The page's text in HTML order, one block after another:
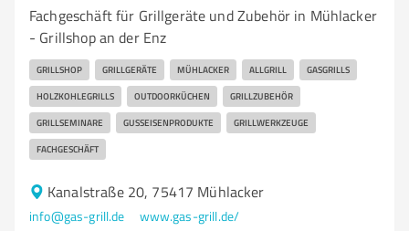
Fachgeschäft für Grillgeräte und Zubehör in Mühlacker
- Grillshop an der Enz
GRILLSHOP GRILLGERÄTE MÜHLACKER ALLGRILL GASGRILLS
HOLZKOHLEGRILLS OUTDOORKÜCHEN GRILLZUBEHÖR
GRILLSEMINARE GUSSEISENPRODUKTE GRILLWERKZEUGE
FACHGESCHÄFT
Kanalstraße 20, 75417 Mühlacker
info@gas-grill.de www.gas-grill.de/